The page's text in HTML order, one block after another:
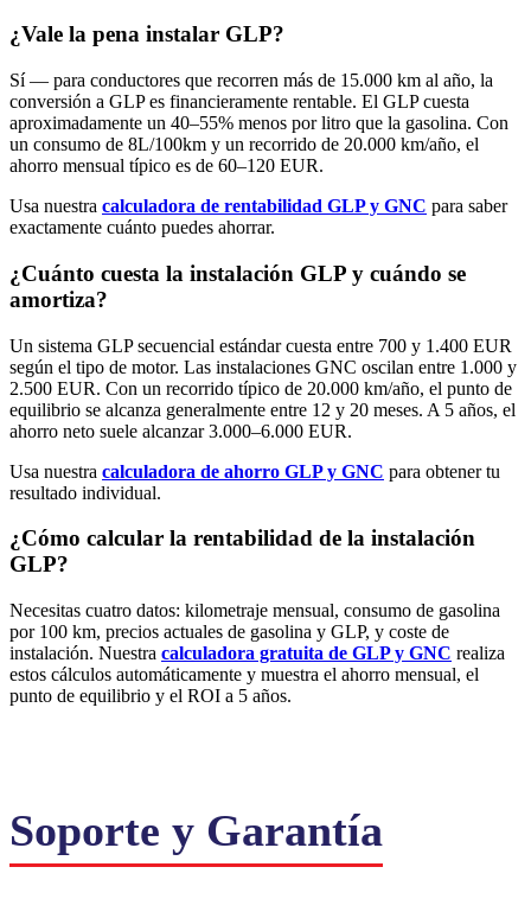
¿Vale la pena instalar GLP?
Sí — para conductores que recorren más de 15.000 km al año, la
conversión a GLP es financieramente rentable. El GLP cuesta
aproximadamente un 40–55% menos por litro que la gasolina. Con
un consumo de 8L/100km y un recorrido de 20.000 km/año, el
ahorro mensual típico es de 60–120 EUR.
Usa nuestra calculadora de rentabilidad GLP y GNC para saber
exactamente cuánto puedes ahorrar.
¿Cuánto cuesta la instalación GLP y cuándo se
amortiza?
Un sistema GLP secuencial estándar cuesta entre 700 y 1.400 EUR
según el tipo de motor. Las instalaciones GNC oscilan entre 1.000 y
2.500 EUR. Con un recorrido típico de 20.000 km/año, el punto de
equilibrio se alcanza generalmente entre 12 y 20 meses. A 5 años, el
ahorro neto suele alcanzar 3.000–6.000 EUR.
Usa nuestra calculadora de ahorro GLP y GNC para obtener tu
resultado individual.
¿Cómo calcular la rentabilidad de la instalación
GLP?
Necesitas cuatro datos: kilometraje mensual, consumo de gasolina
por 100 km, precios actuales de gasolina y GLP, y coste de
instalación. Nuestra calculadora gratuita de GLP y GNC realiza
estos cálculos automáticamente y muestra el ahorro mensual, el
punto de equilibrio y el ROI a 5 años.
Soporte y Garantía